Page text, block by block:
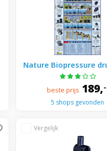
Nature Biopressure
6000 uvc9w -
beste prijs 189,-
5 shops gevonden